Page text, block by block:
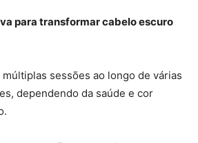
para transformar cabelo escuro
sessões ao longo de várias
dependendo da saúde e cor